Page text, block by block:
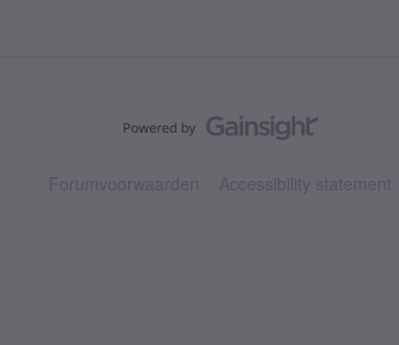
Forumvoorwaarden Accessibility statement